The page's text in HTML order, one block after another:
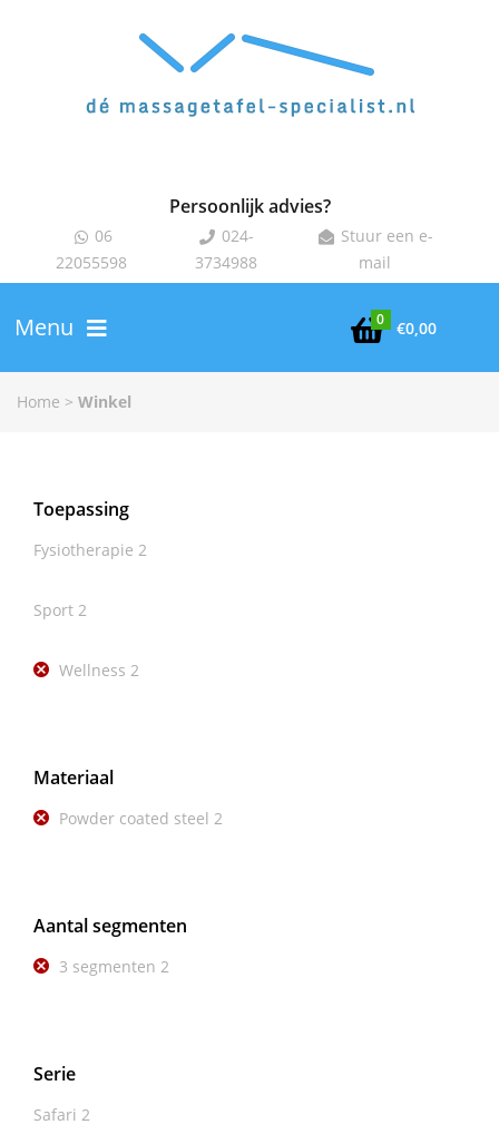
Persoonlijk advies?
 06
22055598
 024-
3734988
 Stuur een e-
mail

0 €0,00
Menu
Home > Winkel
Toepassing
Fysiotherapie 2
Sport 2
Wellness 2
Materiaal
Powder coated steel 2
Aantal segmenten
3 segmenten 2
Serie
Safari 2